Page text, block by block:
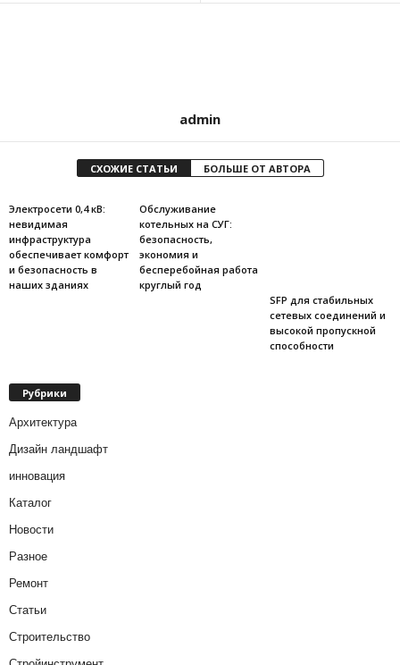
admin
СХОЖИЕ СТАТЬИ БОЛЬШЕ ОТ АВТОРА
Электросети 0,4 кВ:
невидимая
инфраструктура
обеспечивает комфорт
и безопасность в
наших зданиях
Обслуживание
котельных на СУГ:
безопасность,
экономия и
бесперебойная работа
круглый год
SFP для стабильных
сетевых соединений и
высокой пропускной
способности
Рубрики
Архитектура
Дизайн ландшафт
инновация
Каталог
Новости
Разное
Ремонт
Статьи
Строительство